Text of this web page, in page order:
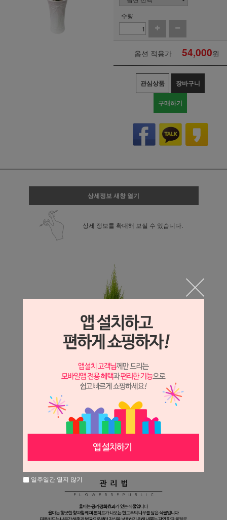
수량
옵션 적용가 54,000원
관심상품 장바구니
구매하기
상세정보 새창 열기
상세 정보를 확대해 보실 수 있습니다.
일주일간 열지 않기